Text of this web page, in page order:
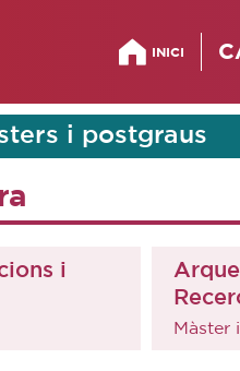
INICI
i postgraus
i
Màster